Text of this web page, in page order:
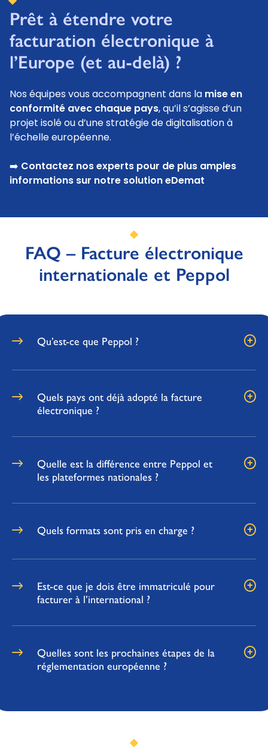
Prêt à étendre votre
facturation électronique à
l’Europe (et au-delà) ?
Nos équipes vous accompagnent dans la mise en
conformité avec chaque pays, qu’il s’agisse d’un
projet isolé ou d’une stratégie de digitalisation à
l’échelle européenne.
➡️ Contactez nos experts pour de plus amples
informations sur notre solution eDemat
FAQ – Facture électronique
internationale et Peppol
Qu’est-ce que Peppol ?
Quels pays ont déjà adopté la facture
électronique ?
Quelle est la différence entre Peppol et
les plateformes nationales ?
Quels formats sont pris en charge ?
Est-ce que je dois être immatriculé pour
facturer à l’international ?
Quelles sont les prochaines étapes de la
réglementation européenne ?